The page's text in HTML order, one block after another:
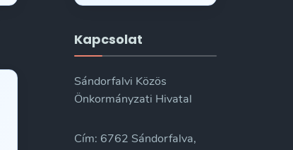
Kapcsolat
Sándorfalvi Közös
Önkormányzati Hivatal
Cím: 6762 Sándorfalva,